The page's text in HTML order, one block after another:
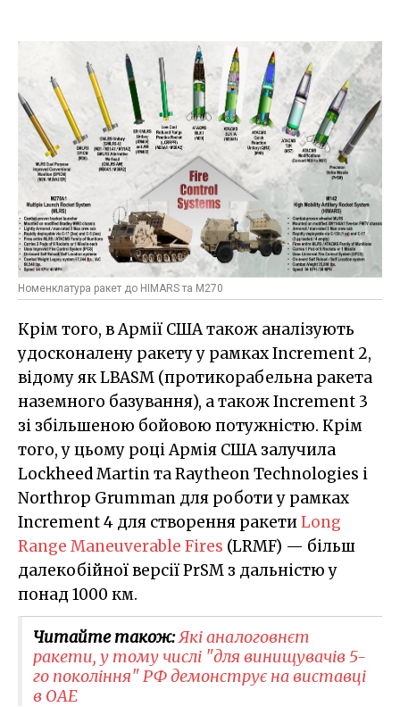
Номенклатура ракет до HIMARS та M270
Крім того, в Армії США також аналізують
удосконалену ракету у рамках Increment 2,
відому як LBASM (протикорабельна ракета
наземного базування), а також Increment 3
зі збільшеною бойовою потужністю. Крім
того, у цьому році Армія США залучила
Lockheed Martin та Raytheon Technologies і
Northrop Grumman для роботи у рамках
Increment 4 для створення ракетиLong
Range Maneuverable Fires (LRMF) — більш
далекобійної версії PrSM з дальністю у
понад 1000 км.
Читайте також:Які аналоговнєт
ракети, у тому числі "для винищувачів 5-
го покоління" РФ демонструє на виставці
в ОАЕ